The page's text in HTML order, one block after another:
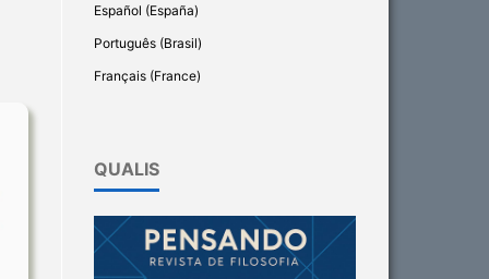
Español (España)
Português (Brasil)
Français (France)
QUALIS